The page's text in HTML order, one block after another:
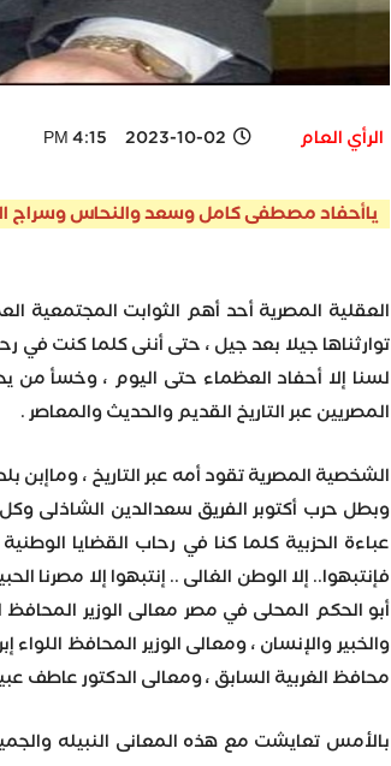
الرأي العام 2023-10-02 4:15 PM
ياأحفاد مصطفى كامل وسعد والنحاس وسراج
العقلية المصرية أحد أهم الثوابت المجتمعية
توارثناها جيلا بعد جيل ، حتى أننى كلما كنت في
لسنا إلا أحفاد العظماء حتى اليوم ، وخسأ من
المصريين عبر التاريخ القديم والحديث والمعاصر .
الشخصية المصرية تقود أمه عبر التاريخ ،
وبطل حرب أكتوبر الفريق سعدالدين الشاذلى وكل
عباءة الحزبية كلما كنا في رحاب القضايا
فإنتبهوا.. إلا الوطن الغالى .. إنتبهوا إلا مصرنا
أبو الحكم المحلى في مصر معالى الوزير
والخبير والإنسان ، ومعالى الوزير المحافظ اللواء
محافظ الغربية السابق ، ومعالى الدكتور عاطف
بالأمس تعايشت مع هذه المعانى النبيله